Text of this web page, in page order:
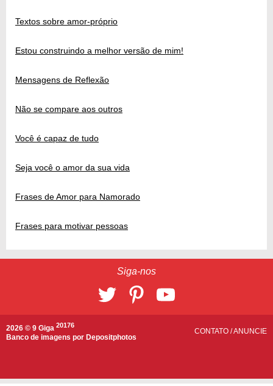
Textos sobre amor-próprio
Estou construindo a melhor versão de mim!
Mensagens de Reflexão
Não se compare aos outros
Você é capaz de tudo
Seja você o amor da sua vida
Frases de Amor para Namorado
Frases para motivar pessoas
Siga-nos
2026 © 9 Giga 20176
Banco de imagens por Depositphotos
CONTATO /ANUNCIE